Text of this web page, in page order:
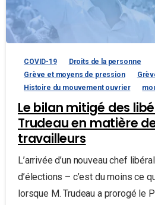
COVID-19
Droits de la personne
Grève et moyens de pression
Histoire du mouvement ouvrier
Le bilan mitigé des
Trudeau en matière
travailleurs
L’arrivée d’un nouveau chef
d’élections – c’est du moins ce
lorsque M. Trudeau a prorogé le